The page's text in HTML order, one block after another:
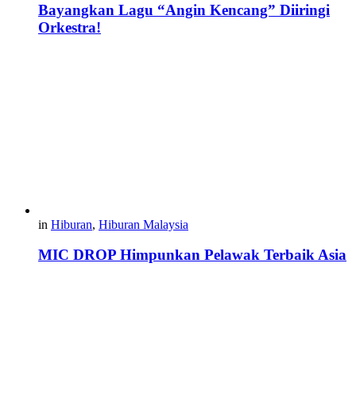
Bayangkan Lagu “Angin Kencang” Diiringi
Orkestra!
in Hiburan, Hiburan Malaysia
MIC DROP Himpunkan Pelawak Terbaik Asia